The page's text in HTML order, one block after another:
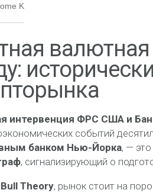
K
интервенция ФРС США и
событий
банком Нью-Йорка, —
, сигнализирующий о
Bull Theory, рынок стоит на